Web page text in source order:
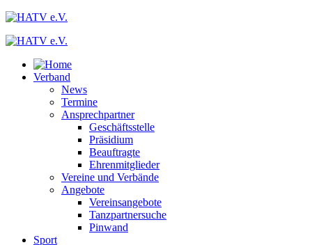
Verband
News
Termine
Ansprechpartner
Geschäftsstelle
Präsidium
Beauftragte
Ehrenmitglieder
Vereine und Verbände
Angebote
Vereinsangebote
Tanzpartnersuche
Pinwand
Sport